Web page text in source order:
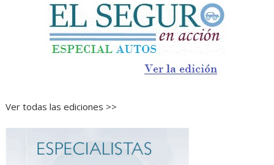
Ver todas las ediciones >>